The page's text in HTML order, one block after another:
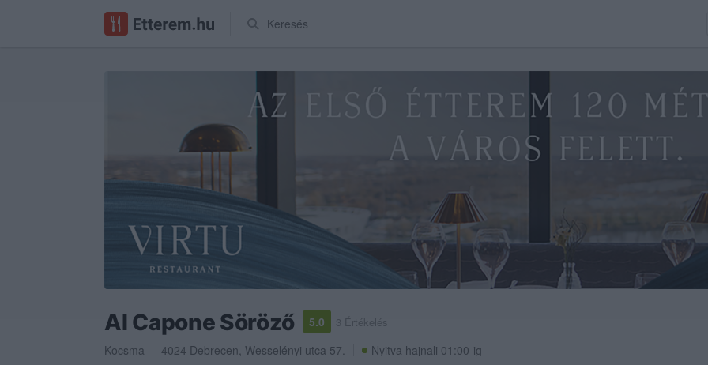
Keresés
Al Capone Söröző 5.0 3 Értékelés
Kocsma 4024 Debrecen, Wesselényi utca 57. Nyitva hajnali 01:00-ig